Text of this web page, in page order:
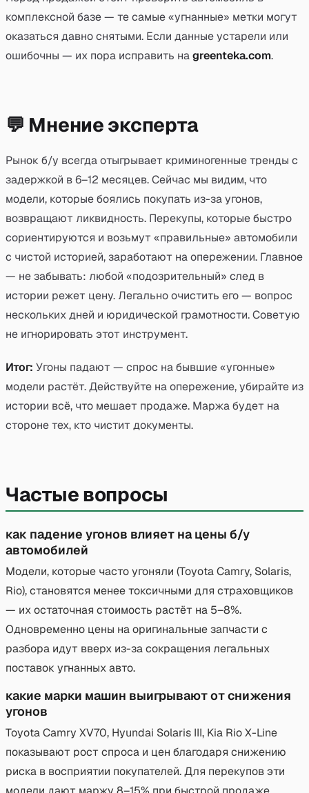
комплексной базе — те самые «угнанные» метки могут
оказаться давно снятыми. Если данные устарели или
ошибочны — их пора исправить наgreenteka.com.
💬 Мнение эксперта
Рынок б/у всегда отыгрывает криминогенные тренды с
задержкой в 6–12 месяцев. Сейчас мы видим, что
модели, которые боялись покупать из-за угонов,
возвращают ликвидность. Перекупы, которые быстро
сориентируются и возьмут «правильные» автомобили
с чистой историей, заработают на опережении. Главное
— не забывать: любой «подозрительный» след в
истории режет цену. Легально очистить его — вопрос
нескольких дней и юридической грамотности. Советую
не игнорировать этот инструмент.
Итог: Угоны падают — спрос на бывшие «угонные»
модели растёт. Действуйте на опережение, убирайте из
истории всё, что мешает продаже. Маржа будет на
стороне тех, кто чистит документы.
Частые вопросы
как падение угонов влияет на цены б/у
автомобилей
Модели, которые часто угоняли (Toyota Camry, Solaris,
Rio), становятся менее токсичными для страховщиков
— их остаточная стоимость растёт на 5–8%.
Одновременно цены на оригинальные запчасти с
разбора идут вверх из-за сокращения легальных
поставок угнанных авто.
какие марки машин выигрывают от снижения
угонов
Toyota Camry XV70, Hyundai Solaris III, Kia Rio X-Line
показывают рост спроса и цен благодаря снижению
риска в восприятии покупателей. Для перекупов эти